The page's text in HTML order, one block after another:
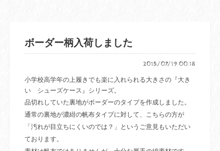
ボーダー柄入荷しました
2015/07/19 00:18
小学校高学年の上履きでも楽に入れられる大きさの『大き
い シューズケース』シリーズ。
品切れしていた裏地がボーダーのタイプを作成しました。
通常の裏地が濃紺の帆布タイプに対して、
こちらの方が
「汚れが目立ちにくいのでは？」というご意見もいただい
ております。